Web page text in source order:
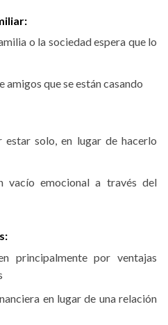
o la sociedad espera que lo
amigos que se están casando
estar solo, en lugar de hacerlo
vacío emocional a través del
principalmente por ventajas
en lugar de una relación